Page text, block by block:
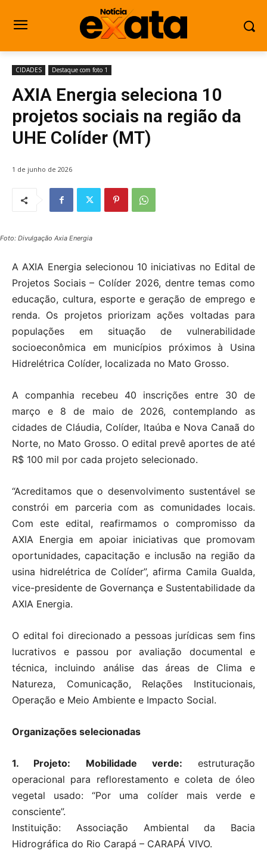
CIDADES Destaque com foto 1
AXIA Energia seleciona 10
projetos sociais na região da
UHE Colíder (MT)
1 de junho de 2026
Foto: Divulgação Axia Energia
A AXIA Energia selecionou 10 iniciativas no Edital de
Projetos Sociais – Colíder 2026, dentre temas como
educação, cultura, esporte e geração de emprego e
renda. Os projetos priorizam ações voltadas para
populações em situação de vulnerabilidade
socioeconômica em municípios próximos à Usina
Hidrelétrica Colíder, localizada no Mato Grosso.
A companhia recebeu 40 inscrições entre 30 de
março e 8 de maio de 2026, contemplando as
cidades de Cláudia, Colíder, Itaúba e Nova Canaã do
Norte, no Mato Grosso. O edital prevê aportes de até
R$ 100 mil por cada projeto selecionado.
“Acreditamos que o desenvolvimento sustentável se
constrói em parceria com as comunidades locais.
Com este edital, reafirmamos o compromisso da
AXIA Energia em apoiar iniciativas que promovam
oportunidades, capacitação e inclusão na região da
usina hidrelétrica de Colíder”, afirma Camila Gualda,
vice-presidente de Governança e Sustentabilidade da
AXIA Energia.
O edital foi direcionado a pessoas jurídicas sem fins
lucrativos e passou por avaliação documental e
técnica, incluindo análise das áreas de Clima e
Natureza, Comunicação, Relações Institucionais,
Operação e Meio Ambiente e Impacto Social.
Organizações selecionadas
1. Projeto: Mobilidade verde: estruturação
operacional para reflorestamento e coleta de óleo
vegetal usado: “Por uma colíder mais verde e
consciente”.
Instituição: Associação Ambiental da Bacia
Hidrográfica do Rio Carapá – CARAPÁ VIVO.